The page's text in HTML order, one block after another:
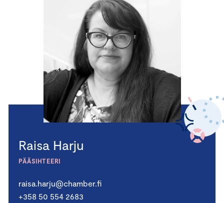
Raisa Harju
PÄÄSIHTEERI
raisa.harju@chamber.fi
+358 50 554 2683